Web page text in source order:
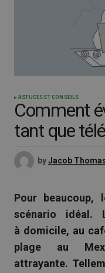
ASTUCES ET CONSEILS
Comment
tant que
byJacob
Pour
scénario idéal.
à domicile, au
plage au
attrayante.